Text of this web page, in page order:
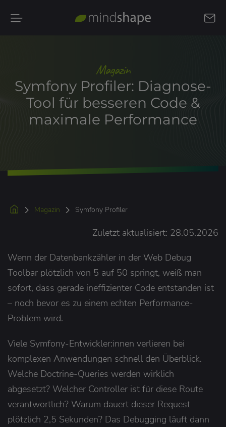
Magazin
Symfony Profiler: Diagnose-
Tool für besseren Code &
maximale Performance
Magazin Symfony Profiler
Zuletzt aktualisiert: 28.05.2026
Wenn der Datenbankzähler in der Web Debug
Toolbar plötzlich von 5 auf 50 springt, weiß man
sofort, dass gerade ineffizienter Code entstanden ist
– noch bevor es zu einem echten Performance-
Problem wird.
Viele Symfony-Entwickler:innen verlieren bei
komplexen Anwendungen schnell den Überblick.
Welche Doctrine-Queries werden wirklich
abgesetzt? Welcher Controller ist für diese Route
verantwortlich? Warum dauert dieser Request
plötzlich 2,5 Sekunden? Das Debugging läuft dann